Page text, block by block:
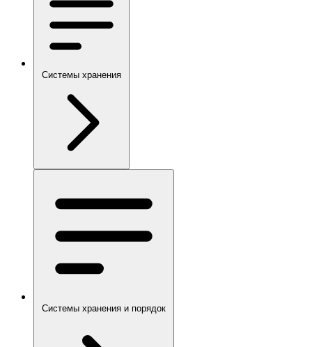
Системы хранения
Системы хранения и порядок